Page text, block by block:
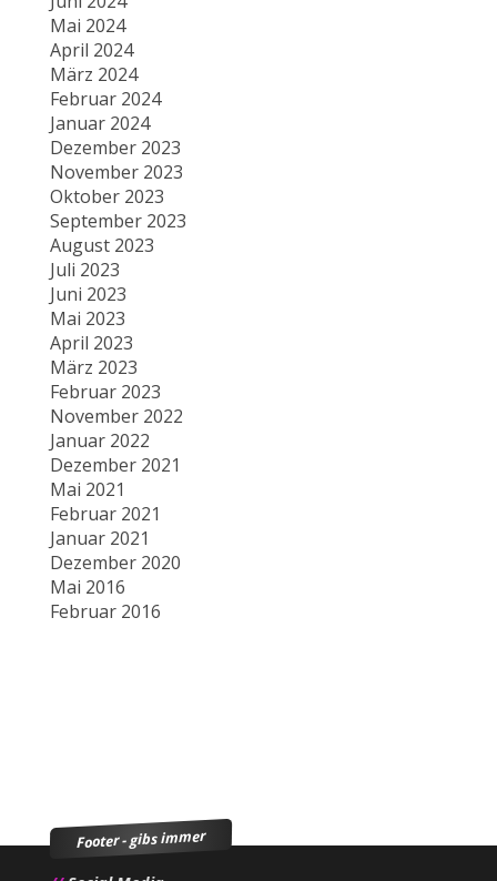
Mai 2024
April 2024
März 2024
Februar 2024
Januar 2024
Dezember 2023
November 2023
Oktober 2023
September 2023
August 2023
Juli 2023
Juni 2023
Mai 2023
April 2023
März 2023
Februar 2023
November 2022
Januar 2022
Dezember 2021
Mai 2021
Februar 2021
Januar 2021
Dezember 2020
Mai 2016
Februar 2016
Footer - gibs immer